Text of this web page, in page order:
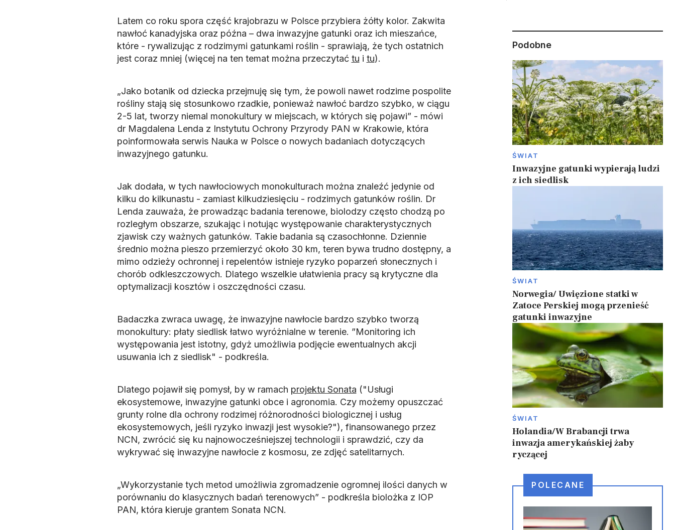
Latem co roku spora część krajobrazu w Polsce przybiera żółty kolor. Zakwita
nawłoć kanadyjska oraz późna – dwa inwazyjne gatunki oraz ich mieszańce,
które - rywalizując z rodzimymi gatunkami roślin - sprawiają, że tych ostatnich
jest coraz mniej (więcej na ten temat można przeczytać tu i tu).
„Jako botanik od dziecka przejmuję się tym, że powoli nawet rodzime pospolite
rośliny stają się stosunkowo rzadkie, ponieważ nawłoć bardzo szybko, w ciągu
2-5 lat, tworzy niemal monokultury w miejscach, w których się pojawi” - mówi
dr Magdalena Lenda z Instytutu Ochrony Przyrody PAN w Krakowie, która
poinformowała serwis Nauka w Polsce o nowych badaniach dotyczących
inwazyjnego gatunku.
Jak dodała, w tych nawłociowych monokulturach można znaleźć jedynie od
kilku do kilkunastu - zamiast kilkudziesięciu - rodzimych gatunków roślin. Dr
Lenda zauważa, że prowadząc badania terenowe, biolodzy często chodzą po
rozległym obszarze, szukając i notując występowanie charakterystycznych
zjawisk czy ważnych gatunków. Takie badania są czasochłonne. Dziennie
średnio można pieszo przemierzyć około 30 km, teren bywa trudno dostępny, a
mimo odzieży ochronnej i repelentów istnieje ryzyko poparzeń słonecznych i
chorób odkleszczowych. Dlatego wszelkie ułatwienia pracy są krytyczne dla
optymalizacji kosztów i oszczędności czasu.
Badaczka zwraca uwagę, że inwazyjne nawłocie bardzo szybko tworzą
monokultury: płaty siedlisk łatwo wyróżnialne w terenie. ”Monitoring ich
występowania jest istotny, gdyż umożliwia podjęcie ewentualnych akcji
usuwania ich z siedlisk" - podkreśla.
Dlatego pojawił się pomysł, by w ramach projektu Sonata ("Usługi
ekosystemowe, inwazyjne gatunki obce i agronomia. Czy możemy opuszczać
grunty rolne dla ochrony rodzimej różnorodności biologicznej i usług
ekosystemowych, jeśli ryzyko inwazji jest wysokie?"), finansowanego przez
NCN, zwrócić się ku najnowocześniejszej technologii i sprawdzić, czy da
wykrywać się inwazyjne nawłocie z kosmosu, ze zdjęć satelitarnych.
„Wykorzystanie tych metod umożliwia zgromadzenie ogromnej ilości danych w
porównaniu do klasycznych badań terenowych” - podkreśla biolożka z IOP
PAN, która kieruje grantem Sonata NCN.
Podobne
ŚWIAT
Inwazyjne gatunki wypierają ludzi
z ich siedlisk
ŚWIAT
Norwegia/ Uwięzione statki w
Zatoce Perskiej mogą przenieść
gatunki inwazyjne
ŚWIAT
Holandia/W Brabancji trwa
inwazja amerykańskiej żaby
ryczącej
POLECANE